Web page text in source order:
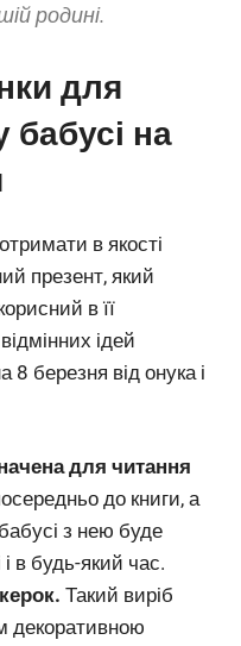
родині.
для
бабусі на
в якості
презент, який
в її
ідей
8 березня від онука і
для читання
до книги, а
з нею буде
в будь-який час.
Такий виріб
декоративною